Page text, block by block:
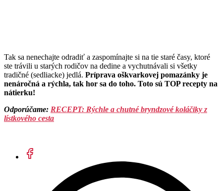
Tak sa nenechajte odradiť a zaspomínajte si na tie staré časy, ktoré
ste trávili u starých rodičov na dedine a vychutnávali si všetky
tradičné (sedliacke) jedlá. Príprava oškvarkovej pomazánky je
nenáročná a rýchla, tak hor sa do toho. Toto sú TOP recepty na
nátierku!
Odporúčame: RECEPT: Rýchle a chutné bryndzové koláčiky z
lístkového cesta